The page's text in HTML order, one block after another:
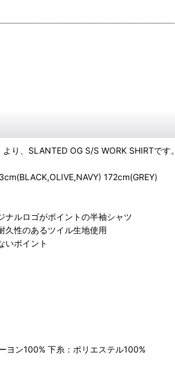
り、SLANTED OG S/S WORK SHIRTです。
172cm(GREY)
ナルロゴがポイントの半袖シャツ
久性のあるツイル生地使用
いポイント
ヨン100% 下糸：ポリエステル100%